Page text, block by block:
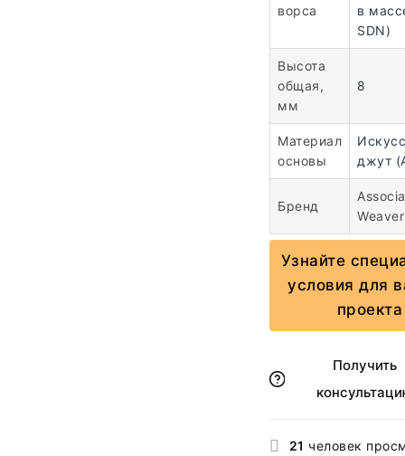
ворса
в
SDN)
Высота
общая,
мм
8
Материал
основы
джут
Бренд
Узнайте
условия для
проекта
Получить
21 человек